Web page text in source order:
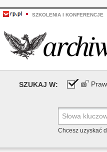
SZKOLENIA I KONFERENCJE
SZUKAJ W:
Chcesz uzyskać